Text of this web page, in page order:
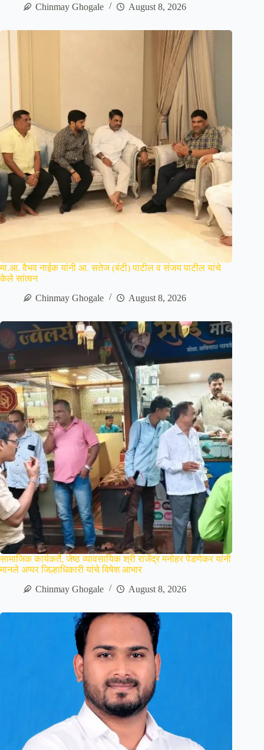
Chinmay Ghogale
August 8, 2026
मा.आ. वैभव नाईक यांनी आ. सतेज (बंटी) पाटील व संजय पाटील यांचे
केले सांत्वन
Chinmay Ghogale
August 8, 2026
सामाजिक कार्यकर्ते, जेष्ठ व्यावसायिक श्री राजेंद्र मनोहर पेडणेकर यांनी
मानले अप्पर जिल्हाधिकारी यांचे विषेश आभार
Chinmay Ghogale
August 8, 2026